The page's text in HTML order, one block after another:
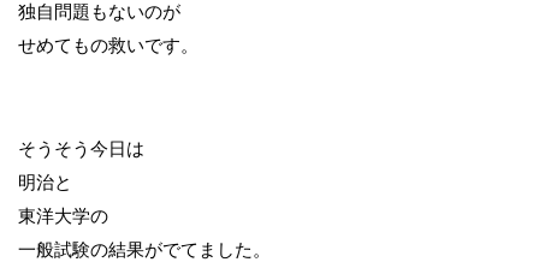
独自問題もないのが
せめてもの救いです。
そうそう今日は
明治と
東洋大学の
一般試験の結果がでてました。